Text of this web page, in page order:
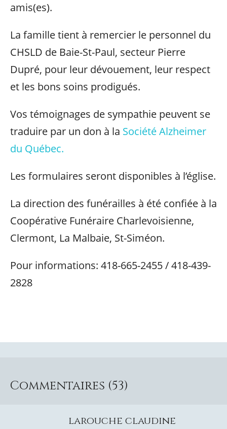
amis(es).
La famille tient à remercier le personnel du
CHSLD de Baie-St-Paul, secteur Pierre
Dupré, pour leur dévouement, leur respect
et les bons soins prodigués.
Vos témoignages de sympathie peuvent se
traduire par un don à la Société Alzheimer
du Québec.
Les formulaires seront disponibles à l’église.
La direction des funérailles à été confiée à la
Coopérative Funéraire Charlevoisienne,
Clermont, La Malbaie, St-Siméon.
Pour informations: 418-665-2455 / 418-439-
2828
Commentaires (53)
larouche claudine